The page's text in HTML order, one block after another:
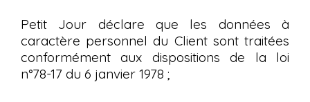
Petit Jour déclare que les données à
caractère personnel du Client sont traitées
conformément aux dispositions de la loi
n°78-17 du 6 janvier 1978 ;